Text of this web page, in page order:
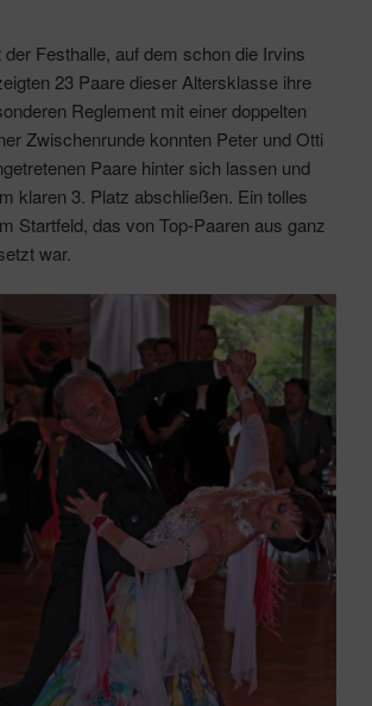
Festhalle, auf dem schon die Irvins
23 Paare dieser Altersklasse ihre
Reglement mit einer doppelten
Zwischenrunde konnten Peter und Otti
Paare hinter sich lassen und
klaren 3. Platz abschließen. Ein tolles
Startfeld, das von Top-Paaren aus ganz
war.